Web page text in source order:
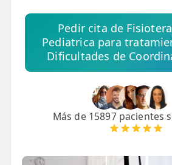
ESTÉTICA
✨ Fisioestética
✨ Radiofrecuencia INDIBA
✨ Drenaje Linfático Manual
✨ Presoterapia
Pedir cita de
Pediatrica para
Dificultades de
Más de 15897 pacientes